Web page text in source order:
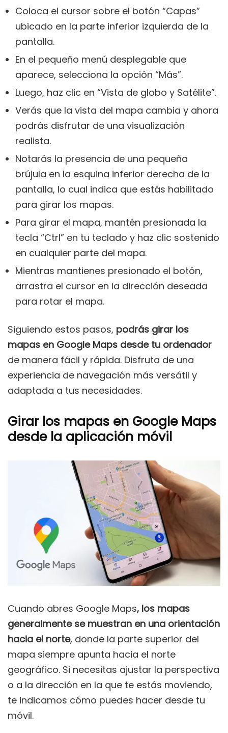
Coloca el cursor sobre el botón “Capas”
ubicado en la parte inferior izquierda de la
pantalla.
En el pequeño menú desplegable que
aparece, selecciona la opción “Más”.
Luego, haz clic en “Vista de globo y Satélite”.
Verás que la vista del mapa cambia y ahora
podrás disfrutar de una visualización
realista.
Notarás la presencia de una pequeña
brújula en la esquina inferior derecha de la
pantalla, lo cual indica que estás habilitado
para girar los mapas.
Para girar el mapa, mantén presionada la
tecla “Ctrl” en tu teclado y haz clic sostenido
en cualquier parte del mapa.
Mientras mantienes presionado el botón,
arrastra el cursor en la dirección deseada
para rotar el mapa.
Siguiendo estos pasos, podrás girar los
mapas en Google Maps desde tu ordenador
de manera fácil y rápida. Disfruta de una
experiencia de navegación más versátil y
adaptada a tus necesidades.
Girar los mapas en Google Maps
desde la aplicación móvil
Cuando abres Google Maps, los mapas
generalmente se muestran en una orientación
hacia el norte, donde la parte superior del
mapa siempre apunta hacia el norte
geográfico. Si necesitas ajustar la perspectiva
o a la dirección en la que te estás moviendo,
te indicamos cómo puedes hacer desde tu
móvil.